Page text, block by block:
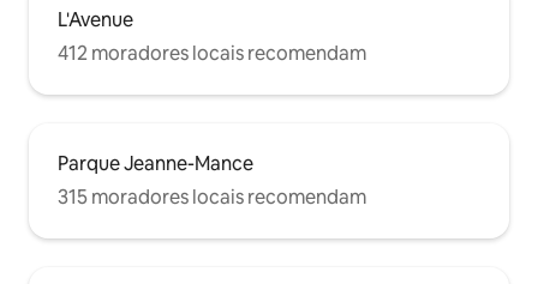
L'Avenue
412 moradores locais recomendam
Parque Jeanne-Mance
315 moradores locais recomendam